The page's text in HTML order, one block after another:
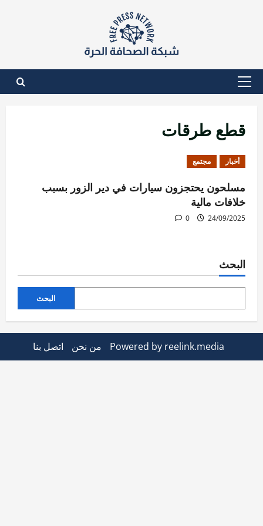
القائمة
قطع طرقات
أخبار مجتمع
مسلحون يحتجزون سيارات في دير الزور بسبب
خلافات مالية
24/09/2025
0
البحث
البحث
Powered by reelink.media من نحن اتصل بنا